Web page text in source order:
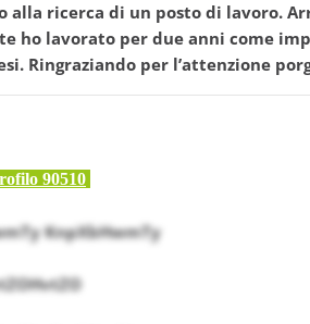
alla ricerca di un posto di lavoro.
ho lavorato per due anni come
Ringraziando per l’attenzione
90510
KnpXbHwmTy